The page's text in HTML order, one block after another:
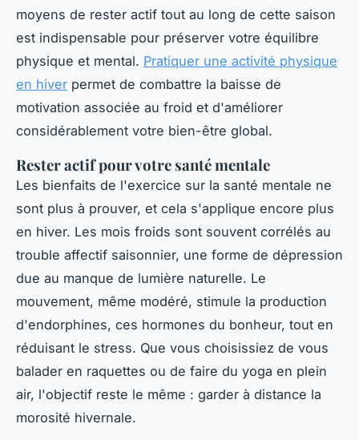
moyens de rester actif tout au long de cette saison
est indispensable pour préserver votre équilibre
physique et mental. Pratiquer une activité physique
en hiver permet de combattre la baisse de
motivation associée au froid et d'améliorer
considérablement votre bien-être global.
Rester actif pour votre santé mentale
Les bienfaits de l'exercice sur la santé mentale ne
sont plus à prouver, et cela s'applique encore plus
en hiver. Les mois froids sont souvent corrélés au
trouble affectif saisonnier, une forme de dépression
due au manque de lumière naturelle. Le
mouvement, même modéré, stimule la production
d'endorphines, ces hormones du bonheur, tout en
réduisant le stress. Que vous choisissiez de vous
balader en raquettes ou de faire du yoga en plein
air, l'objectif reste le même : garder à distance la
morosité hivernale.